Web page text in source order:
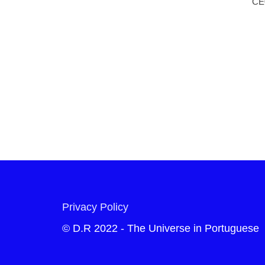
Privacy Policy
© D.R 2022 - The Universe in Portuguese